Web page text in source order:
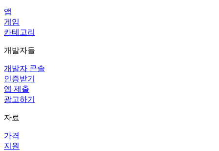
앱
게임
카테고리
개발자들
개발자 콘솔
인증받기
앱 제출
광고하기
자료
가격
지원